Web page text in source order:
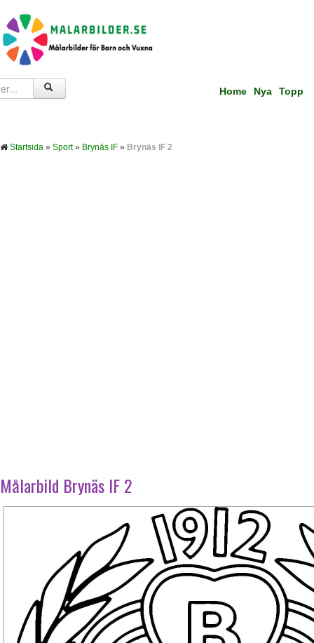
Home Nya Topp
Startsida » Sport» Brynäs IF » Brynäs IF 2
Målarbild Brynäs IF 2